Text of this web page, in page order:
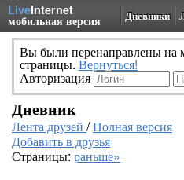
LiveInternet
мобильная версия Дневники
Вы были перенаправлены на
страницы. Вернуться!
Авторизация
Дневник
Лента друзей /Полная версия
Добавить в друзья
Страницы: раньше»